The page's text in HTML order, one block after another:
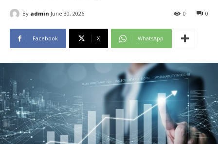
By admin June 30, 2026 0
0
Facebook X WhatsApp